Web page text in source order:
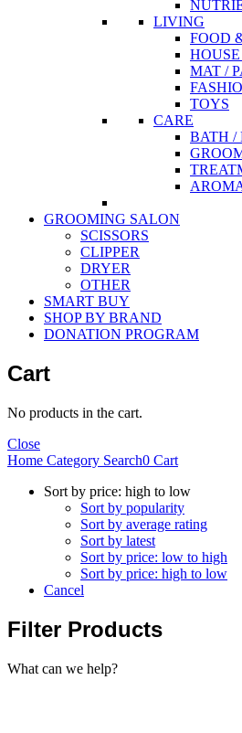
LIVING
FOOD
MAT /
TOYS
CARE
BATH /
GROOMING SALON
SCISSORS
CLIPPER
DRYER
OTHER
SMART BUY
SHOP BY BRAND
DONATION PROGRAM
Cart
No products in the cart.
Close
Home Category Search0 Cart
Sort by price: high to low
Sort by popularity
Sort by average rating
Sort by latest
Sort by price: low to high
Sort by price: high to low
Cancel
Filter Products
What can we help?